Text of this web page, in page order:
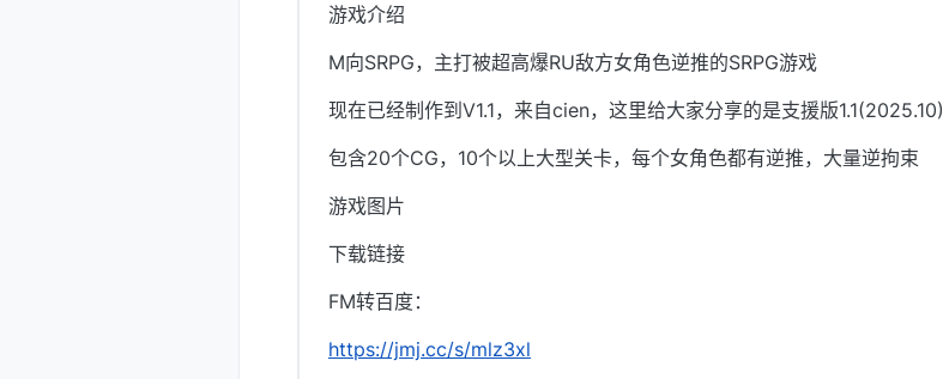
游戏介绍
M向SRPG，主打被超高爆RU敌方女角色逆推的SRPG游戏
现在已经制作到V1.1，来自cien，这里给大家分享的是支援版1.1(2025.10)
包含20个CG，10个以上大型关卡，每个女角色都有逆推，大量逆拘束
游戏图片
下载链接
FM转百度：
https://jmj.cc/s/mlz3xl